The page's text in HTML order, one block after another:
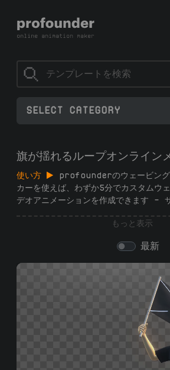
SELECT CATEGORY
旗が揺れるループオンライン
使い方
profounderのウェービング
カーを使えば、わずか5分でカスタムウ
デオアニメーションを作成できます —
ネレーターから27以上のループフラッグ
し、高品質の.mp4ウェービングフラッ
ドします。YouTube、ソーシャルメデ
もっと表示
最新